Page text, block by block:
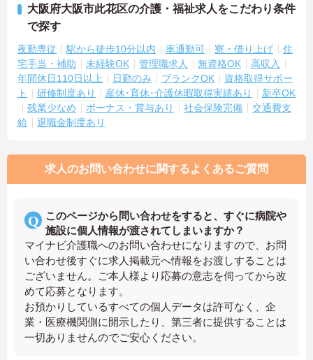
大阪府大阪市此花区の介護・福祉求人をこだわり条件
で探す
夜勤専従 駅から徒歩10分以内 車通勤可 寮・借り上げ
住
宅手当・補助
未経験OK 管理職求人 無資格OK
高収入
年間休日110日以上
日勤のみ ブランクOK
資格取得サポー
ト
研修制度あり 産休･育休･介護休暇取得実績あり
新卒OK
残業少なめ
ボーナス・賞与あり 社会保険完備
交通費支
給
退職金制度あり
求人のお問い合わせに関するよくあるご質問
このページから問い合わせをすると、すぐに病院や
施設に個人情報が渡されてしまいますか？
マイナビ介護職へのお問い合わせになりますので、お問
い合わせ後すぐに求人掲載元へ情報をお渡しすることは
ございません。ご本人様より応募の意志を伺ってから改
めて応募となります。
お預かりしているすべての個人データは許可なく、企
業・医療機関側に開示したり、第三者に提供することは
一切ありませんのでご安心ください。